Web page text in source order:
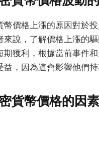
幣價格上漲的原因對於
來說，了解價格上漲的
期獲利，根據當前事件
益，因為這會影響他們
貨幣價格的因素